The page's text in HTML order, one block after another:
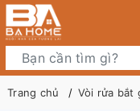
Trang chủ Vòi rửa bắt